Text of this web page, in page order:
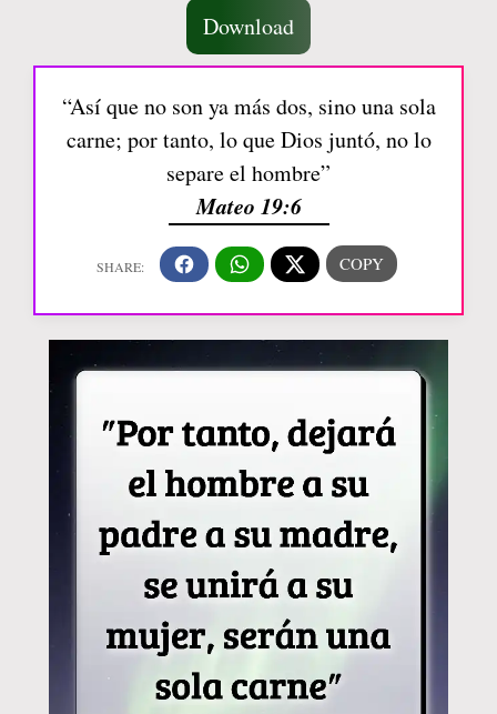
Download
“Así que no son ya más dos, sino una sola
carne; por tanto, lo que Dios juntó, no lo
separe el hombre”
Mateo 19:6